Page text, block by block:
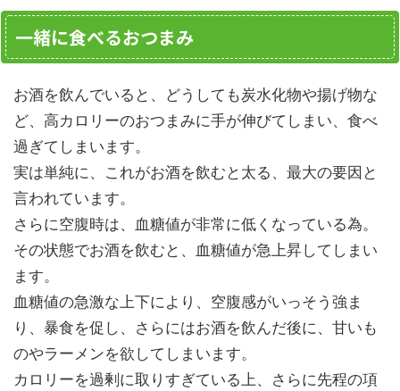
一緒に食べるおつまみ
お酒を飲んでいると、どうしても炭水化物や揚げ物な
ど、高カロリーのおつまみに手が伸びてしまい、食べ
過ぎてしまいます。
実は単純に、これがお酒を飲むと太る、最大の要因と
言われています。
さらに空腹時は、血糖値が非常に低くなっている為。
その状態でお酒を飲むと、血糖値が急上昇してしまい
ます。
血糖値の急激な上下により、空腹感がいっそう強ま
り、暴食を促し、さらにはお酒を飲んだ後に、甘いも
のやラーメンを欲してしまいます。
カロリーを過剰に取りすぎている上、さらに先程の項